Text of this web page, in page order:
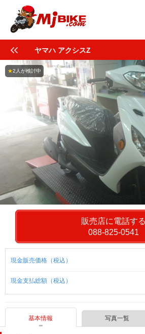
ヤマハ アクシスZ
★2人が検討中
販売店に電話する
088-825-0541
現金販売価格（税込）
現金支払総額（税込）
基本情報 写真一覧